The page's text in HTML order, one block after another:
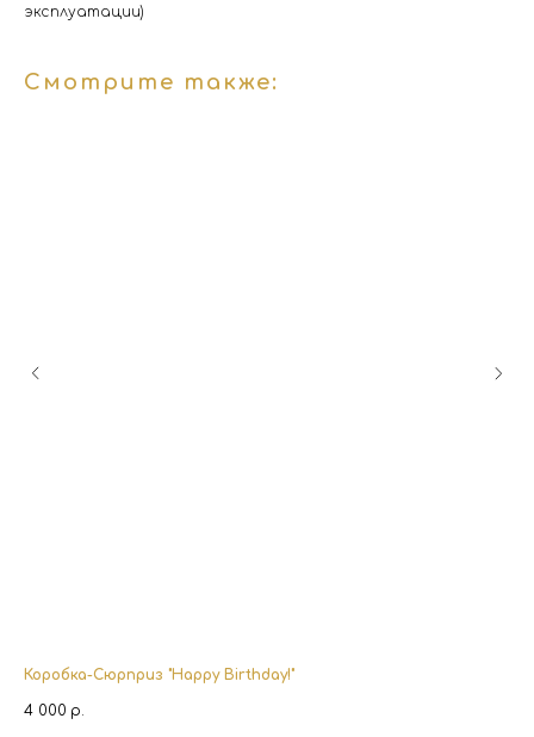
эксплуатации)
Смотрите также:
Коробка-Сюрприз "Happy Birthday!"
4 000 р.